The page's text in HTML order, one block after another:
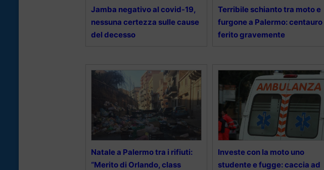
Jamba negativo al covid-19,
nessuna certezza sulle cause
del decesso
Terribile schianto tra moto e
furgone a Palermo: centauro
ferito gravemente
Natale a Palermo tra i rifiuti:
“Merito di Orlando, class
Investe con la moto uno
studente e fugge: caccia ad